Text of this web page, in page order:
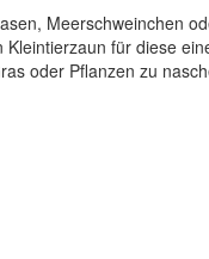
Meerschweinchen
Kleintierzaun für diese
oder Pflanzen zu